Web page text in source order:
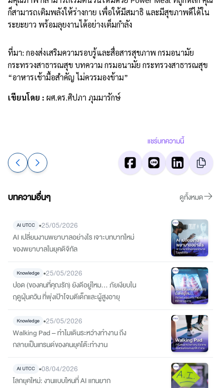
ก็สามารถเติมพลังให้ร่างกาย เพื่อให้มีสมาธิ และมีสุขภาพดีได้ใน
ระยะยาว พร้อมลุยงานได้อย่างเต็มกำลัง
ที่มา: กองส่งเสริมความรอบรู้และสื่อสารสุขภาพ กรมอนามัย
กระทรวงสาธารณสุข บทความ กรมอนามัย กระทรวงสาธารณสุข
“อาหารเช้ามื้อสำคัญ ไม่ควรมองข้าม”
เขียนโดย : ผศ.ดร.ศิปภา ภุมมารักษ์
แชร์บทความนี้
บทความอื่นๆ ดูทั้งหมด
AI UTCC •25/05/2026
AI เปลี่ยนงานพยาบาลอย่างไร เจาะบทบาทใหม่
ของพยาบาลในยุคดิจิทัล
Knowledge •25/05/2026
ปอด (ของคนที่คุณรัก) ยังดีอยู่ไหม… ภัยเงียบใน
ฤดูฝุ่นควัน ที่พุ่งเป้าโจมตีเด็กและผู้สูงอายุ
Knowledge •25/05/2026
Walking Pad – ทำไมเดินระหว่างทำงาน ถึง
กลายเป็นเทรนด์ของคนยุคโต๊ะทำงาน
AI UTCC •08/04/2026
โลกยุคใหม่: งานแบบไหนที่ AI แทนยาก